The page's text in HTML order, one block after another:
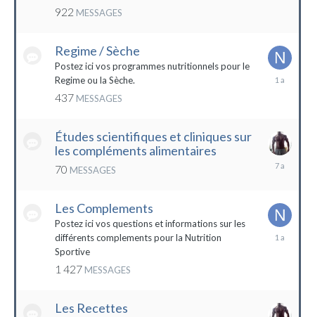
922 MESSAGES
Regime / Sèche
Postez ici vos programmes nutritionnels pour le
Regime ou la Sèche.
437 MESSAGES
18
Études scientifiques et cliniques sur
les compléments alimentaires
70 MESSAGES
18
Les Complements
Postez ici vos questions et informations sur les
différents complements pour la Nutrition
Sportive
1 427 MESSAGES
Les Recettes